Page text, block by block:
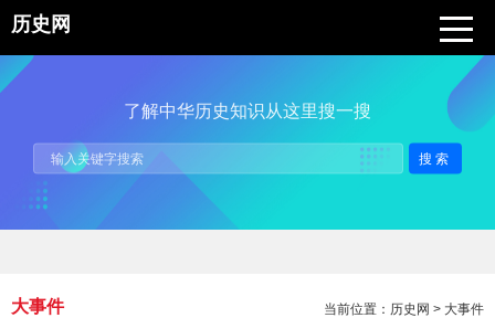
历史网
了解中华历史知识从这里搜一搜
搜索
当前位置： 历史网 > 大事件
大事件